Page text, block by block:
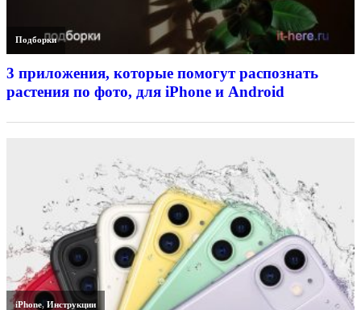
Подборки
3 приложения, которые помогут распознать
растения по фото, для iPhone и Android
iPhone,Инструкции